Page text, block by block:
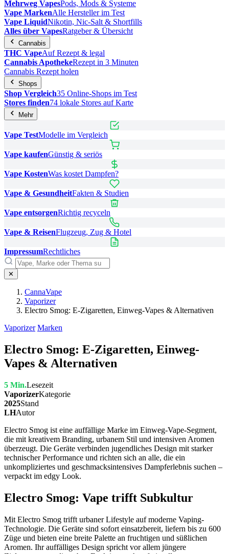
Mehrweg VapesPods, Mods & Systeme
Vape MarkenAlle Hersteller im Test
Vape LiquidNikotin, Nic-Salt & Shortfills
Alles über VapesRatgeber & Übersicht
Cannabis
THC VapeAuf Rezept & legal
Cannabis ApothekeRezept in 3 Minuten
Cannabis Rezept holen
Shops
Shop Vergleich35 Online-Shops im Test
Stores finden74 lokale Stores auf Karte
Mehr
Vape TestModelle im Vergleich
Vape kaufenGünstig & seriös
Vape KostenWas kostet Dampfen?
Vape & GesundheitFakten & Studien
Vape entsorgenRichtig recyceln
Vape & ReisenFlugzeug, Zug & Hotel
ImpressumRechtliches
✕
CannaVape
Vaporizer
Electro Smog: E-Zigaretten, Einweg-Vapes & Alternativen
Vaporizer Marken
Electro Smog: E-Zigaretten, Einweg-
Vapes & Alternativen
5 Min.Lesezeit
VaporizerKategorie
2025Stand
LHAutor
Electro Smog ist eine auffällige Marke im Einweg-Vape-Segment,
die mit kreativem Branding, urbanem Stil und intensiven Aromen
überzeugt. Die Geräte verbinden jugendliches Design mit starker
technischer Performance und richten sich an alle, die ein
unkompliziertes und geschmacksintensives Dampferlebnis suchen –
verpackt im edgy Look.
Electro Smog: Vape trifft Subkultur
Mit Electro Smog trifft urbaner Lifestyle auf moderne Vaping-
Technologie. Die Geräte sind sofort einsatzbereit, liefern bis zu 600
Züge und bieten eine breite Palette an fruchtigen und süßlichen
Aromen. Ihr auffälliges Design spricht vor allem jüngere